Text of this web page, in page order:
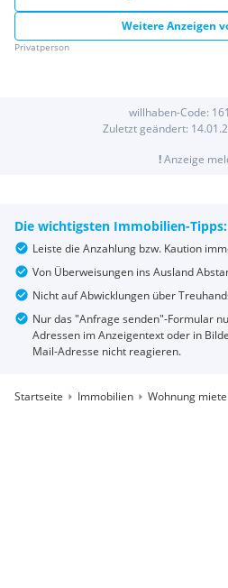
Weitere Anzeigen
Privatperson
willhaben-Code:
Zuletzt geändert:
!Anzeige
Die wichtigsten Immobilien-Tipps:
Leiste die Anzahlung bzw. Kaution
Von Überweisungen ins Ausland
Nicht auf Abwicklungen über
Nur das "Anfrage senden"-Formular
Adressen im Anzeigentext oder in
Mail-Adresse nicht reagieren.
Startseite Immobilien Wohnung